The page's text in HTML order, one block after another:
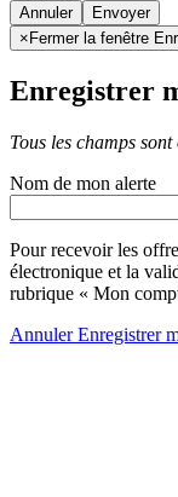
Annuler
× Fermer la fenêtre
Enregistrer
Tous les champs
Nom de mon alerte
Pour recevoir les
électronique et la
rubrique « Mon
AnnulerEnregistrer